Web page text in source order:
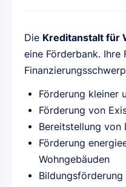
Die Kreditanstalt für
eine Förderbank. Ihre
Förderung kleiner
Förderung von
Bereitstellung von
Förderung
Wohngebäuden